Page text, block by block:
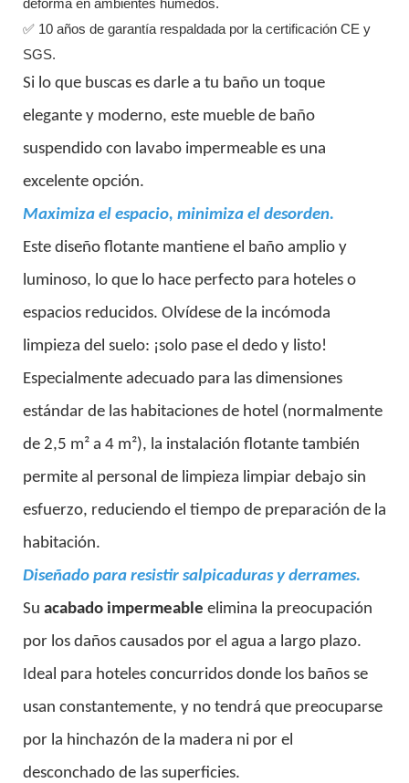
✅ 10 años de garantía respaldada por la certificación CE y
SGS.
Si lo que buscas es darle a tu baño un toque
elegante y moderno, este mueble de baño
suspendido con lavabo impermeable es una
excelente opción.
Maximiza el espacio, minimiza el desorden.
Este diseño flotante mantiene el baño amplio y
luminoso, lo que lo hace perfecto para hoteles o
espacios reducidos. Olvídese de la incómoda
limpieza del suelo: ¡solo pase el dedo y listo!
Especialmente adecuado para las dimensiones
estándar de las habitaciones de hotel (normalmente
de 2,5 m² a 4 m²), la instalación flotante también
permite al personal de limpieza limpiar debajo sin
esfuerzo, reduciendo el tiempo de preparación de la
habitación.
Diseñado para resistir salpicaduras y derrames.
Su acabado impermeable elimina la preocupación
por los daños causados ​​por el agua a largo plazo.
Ideal para hoteles concurridos donde los baños se
usan constantemente, y no tendrá que preocuparse
por la hinchazón de la madera ni por el
desconchado de las superficies.